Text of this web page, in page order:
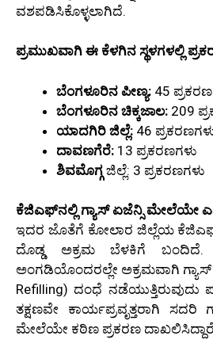
ವಶಪಡಿಸಿಕೊಳ್ಳಲಾಗಿದೆ.
ಪ್ರಮುಖವಾಗಿ ಈ ಕೆಳಗಿನ ಸ್ಥಳಗಳಲ್ಲಿ
ಬೆಂಗಳೂರಿನ ಪೀಣ್ಯ: 45
ಬೆಂಗಳೂರಿನ ಚಿಕ್ಕಜಾಲ: 209
ಯಾದಗಿರಿ ಜಿಲ್ಲೆ: 46
ದಾವಣಗೆರೆ: 13 ಪ್ರಕರಣಗಳು
ಶಿವಮೊಗ್ಗ ಜಿಲ್ಲೆ: 3 ಪ್ರಕರಣಗಳು
ಕೆಜಿಎಫ್‌ನಲ್ಲಿ ಗ್ಯಾಸ್ ಏಜೆನ್ಸಿ ಮೇಲೆಯೇ
ಇದರ ಜೊತೆಗೆ ಕೋಲಾರ ಜಿಲ್ಲೆಯ ಕೆಜಿಎಫ್
ದೊಡ್ಡ ಅಕ್ರಮ ಬೆಳಕಿಗೆ ಬಂದಿದೆ.
ಅಂಗಡಿಯೊಂದರಲ್ಲೇ ಅಕ್ರಮವಾಗಿ ಗ್ಯಾಸ್
Refilling) ದಂಧೆ ನಡೆಯುತ್ತಿರುವುದು
ತಕ್ಷಣವೇ ಕಾರ್ಯಪ್ರವೃತ್ತರಾಗಿ
ಮೇಲೆಯೇ ಕಠಿಣ ಪ್ರಕರಣ